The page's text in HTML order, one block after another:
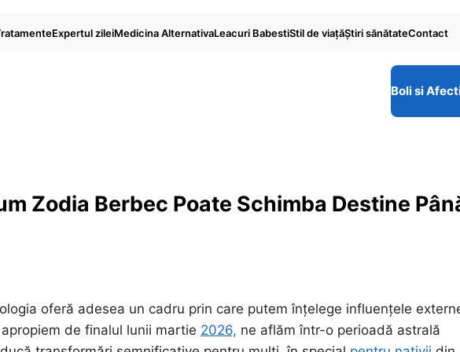
Expertul zileiMedicina AlternativaLeacuri BabestiStil de viaţăŞtiri sănătateContact
Boli si
Zodia Berbec Poate Schimba Destine
oferă adesea un cadru prin care putem înțelege influențele
de finalul lunii martie 2026, ne aflăm într-o perioadă astrală